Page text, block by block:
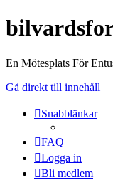
En Mötesplats För
Gå direkt till innehåll
Snabblänkar
FAQ
Logga in
Bli medlem